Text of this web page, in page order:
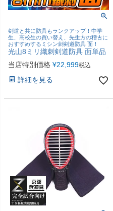
剣道と共に防具もランクアップ！中学
生、高校生の買い替え、先生方の稽古に
おすすめするミシン刺剣道防具 面！
光山8ミリ織刺剣道防具 面単品
当店特別価格 ¥22,999税込
詳細を見る